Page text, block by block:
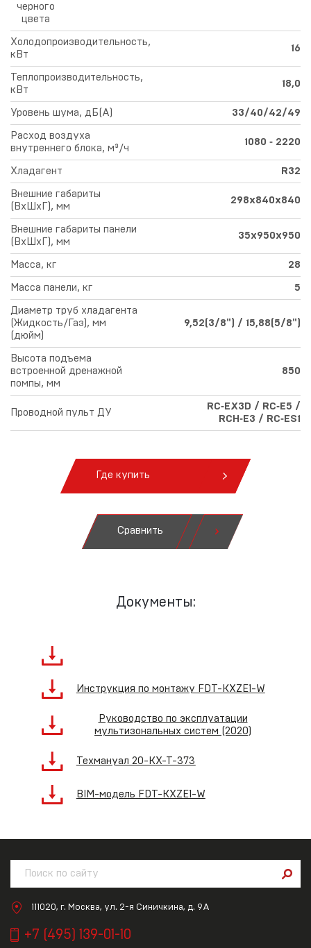
черного
цвета
Холодопроизводительность,
кВт
16
Теплопроизводительность,
кВт
18,0
Уровень шума, дБ(А) 33/40/42/49
Расход воздуха
внутреннего блока, м³/ч
1080 ‑ 2220
Хладагент R32
Внешние габариты
(ВхШхГ), мм
298х840х840
Внешние габариты панели
(ВхШхГ), мм
35х950х950
Масса, кг 28
Масса панели, кг 5
Диаметр труб хладагента
(Жидкость/Газ), мм
(дюйм)
9,52(3/8") / 15,88(5/8")
Высота подъема
встроенной дренажной
помпы, мм
850
Проводной пульт ДУ
RC‑EX3D / RC‑E5 /
RCH‑E3 / RC‑ES1
Где купить
Сравнить
Документы:
Инструкция по монтажу FDT-KXZE1-W
Руководство по эксплуатации
мультизональных систем (2020)
Техмануал 20-KX-T-373
BIM-модель FDT-KXZE1-W
111020, г. Москва, ул. 2-я Синичкина, д. 9А
+7 (495) 139-01-10